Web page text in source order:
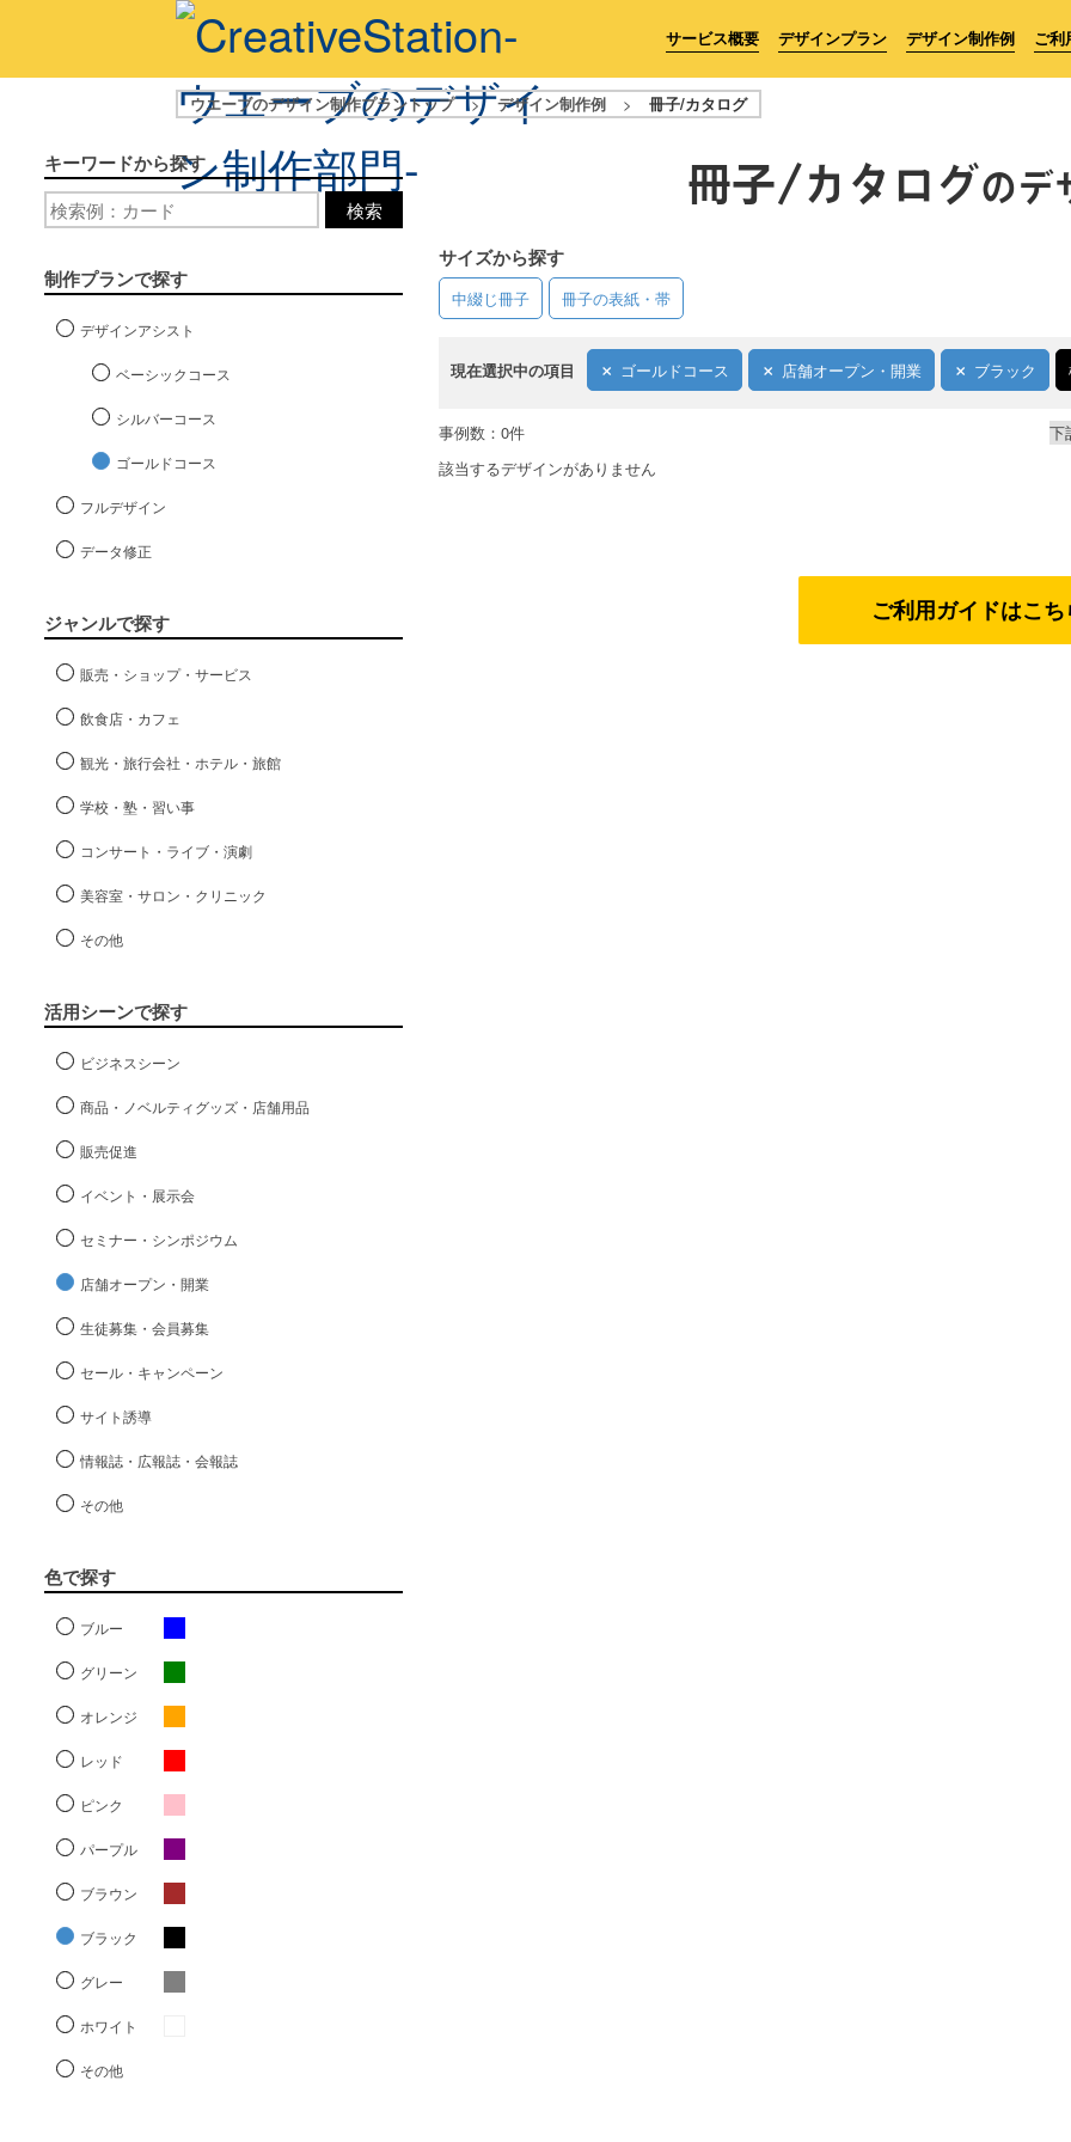
サービス概要 デザインプラン デザイン制作例 ご利
ウエーブのデザイン制作プラントップ > デザイン制作例 > 冊子/カタログ
冊子/カタログのデ
サイズから探す
中綴じ冊子 冊子の表紙・帯
現在選択中の項目 ゴールドコース 店舗オープン・開業 ブラック
キーワードから探す
検索
制作プランで探す
デザインアシスト
ベーシックコース
シルバーコース
ゴールドコース
フルデザイン
データ修正
ジャンルで探す
販売・ショップ・サービス
飲食店・カフェ
観光・旅行会社・ホテル・旅館
学校・塾・習い事
コンサート・ライブ・演劇
美容室・サロン・クリニック
その他
活用シーンで探す
ビジネスシーン
商品・ノベルティグッズ・店舗用品
販売促進
イベント・展示会
セミナー・シンポジウム
店舗オープン・開業
生徒募集・会員募集
セール・キャンペーン
サイト誘導
情報誌・広報誌・会報誌
その他
色で探す
ブルー
グリーン
オレンジ
レッド
ピンク
パープル
ブラウン
ブラック
グレー
ホワイト
その他
事例数：0件
下
該当するデザインがありません
ご利用ガイドはこ